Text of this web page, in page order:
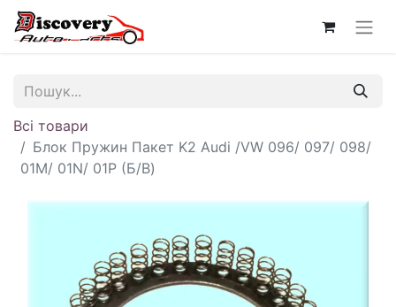
Всі товари
Блок Пружин Пакет K2 Audi /VW 096/ 097/ 098/
01M/ 01N/ 01P (Б/В)